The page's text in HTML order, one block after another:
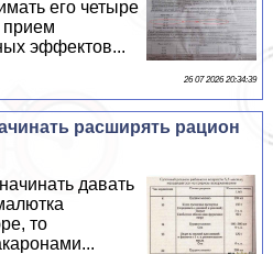
его четыре
прием
эффектов...
26 07 2026 20:34:39
расширять рацион
давать
то